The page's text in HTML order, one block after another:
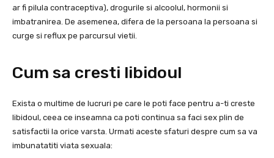
ar fi pilula contraceptiva), drogurile si alcoolul, hormonii si
imbatranirea. De asemenea, difera de la persoana la persoana si
curge si reflux pe parcursul vietii.
Cum sa cresti libidoul
Exista o multime de lucruri pe care le poti face pentru a-ti creste
libidoul, ceea ce inseamna ca poti continua sa faci sex plin de
satisfactii la orice varsta. Urmati aceste sfaturi despre cum sa va
imbunatatiti viata sexuala: